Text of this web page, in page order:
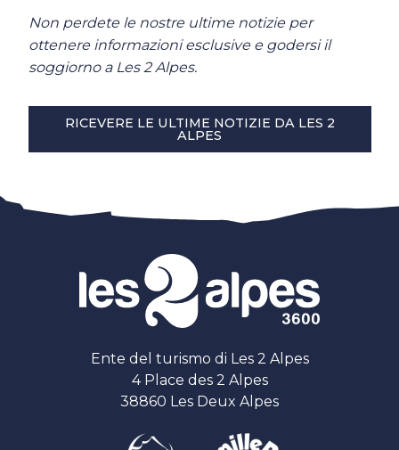
Non perdete le nostre ultime notizie per
ottenere informazioni esclusive e godersi il
soggiorno a Les 2 Alpes.
RICEVERE LE ULTIME NOTIZIE DA LES 2
ALPES
Ente del turismo di Les 2 Alpes
4 Place des 2 Alpes
38860 Les Deux Alpes